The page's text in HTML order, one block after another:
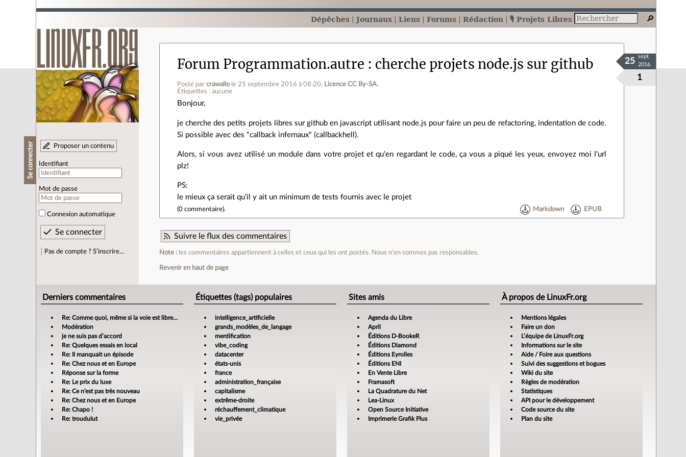
Dépêches Journaux Liens Forums Rédaction 🎙️ Projets Libres
Se connecter Proposer un contenu
Identifiant
Mot de passe
Connexion automatique
Pas de compte ? S’inscrire…
Forum Programmation.autre cherche projets node.js sur github
Posté parcrawallo le 25 septembre 2016 à 08:20. Licence CC By‑SA.
Étiquettes : aucune
1
25
sept.
2016
Bonjour,
je cherche des petits projets libres sur github en javascript utilisant node.js pour faire un peu de refactoring, indentation de code.
Si possible avec des "callback infernaux" (callbackhell).
Alors, si vous avez utilisé un module dans votre projet et qu'en regardant le code, ça vous a piqué les yeux, envoyez moi l'url
plz!
PS:
le mieux ça serait qu'il y ait un minimum de tests fournis avec le projet
(0 commentaire). Markdown EPUB
Suivre le flux des commentaires
Note : les commentaires appartiennent à celles et ceux qui les ont postés. Nous n’en sommes pas responsables.
Revenir en haut de page
Derniers commentaires
Re: Comme quoi, même si la voie est libre…
Modération
je ne suis pas d’accord
Re: Quelques essais en local
Re: Il manquait un épisode
Re: Chez nous et en Europe
Réponse sur la forme
Re: Le prix du luxe
Re: Ce n'est pas très nouveau
Re: Chez nous et en Europe
Re: Chapo !
Re: troudulut
Étiquettes (tags) populaires
intelligence_artificielle
grands_modèles_de_langage
merdification
vibe_coding
datacenter
états-unis
france
administration_française
capitalisme
extrême-droite
réchauffement_climatique
vie_privée
Sites amis
Agenda du Libre
April
Éditions D-BookeR
Éditions Diamond
Éditions Eyrolles
Éditions ENI
En Vente Libre
Framasoft
La Quadrature du Net
Lea-Linux
Open Source Initiative
Imprimerie Grafik Plus
À propos de LinuxFr.org
Mentions légales
Faire un don
L’équipe de LinuxFr.org
Informations sur le site
Aide / Foire aux questions
Suivi des suggestions et bogues
Wiki du site
Règles de modération
Statistiques
API pour le développement
Code source du site
Plan du site